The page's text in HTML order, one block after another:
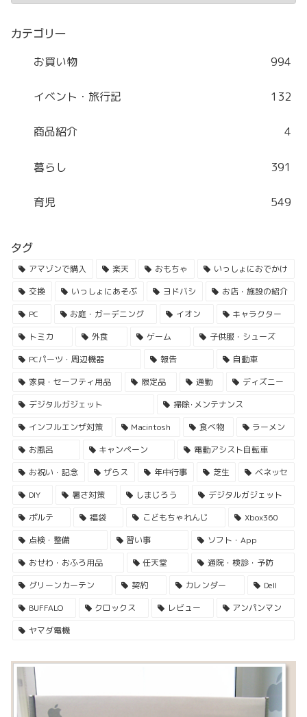
カテゴリー
お買い物 994
イベント・旅行記 132
商品紹介 4
暮らし 391
育児 549
タグ
アマゾンで購入 楽天 おもちゃ
いっしょにおでかけ
交換
いっしょにあそぶ ヨドバシ
お店・施設の紹介
PC
お庭・ガーデニング イオン
キャラクター
トミカ
外食 ゲーム
子供服・シューズ
PCパーツ・周辺機器
報告
自動車
家具・セーフティ用品
限定品 通勤
ディズニー
デジタルガジェット
掃除･メンテナンス
インフルエンザ対策
Macintosh 食べ物
ラーメン
お風呂
キャンペーン
電動アシスト自転車
お祝い・記念
ザらス 年中行事 芝生
ベネッセ
DIY
暑さ対策 しまじろう
デジタルガジェット
ポルテ
福袋 こどもちゃれんじ
Xbox360
点検・整備
習い事
ソフト・App
おせわ・おふろ用品
任天堂
通院・検診・予防
グリーンカーテン
契約 カレンダー
Dell
BUFFALO
クロックス レビュー
アンパンマン
ヤマダ電機